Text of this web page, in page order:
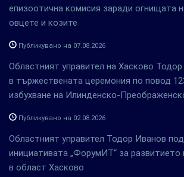
епизоотична комисия заради огнищата
овцете и козите
Публикувано на 07.08.2026
Областният управител на Хасково
в тържествената церемония по повод
избухване на Илинденско-
Публикувано на 02.08.2026
Областният управител Тодор Иванов
инициативата „ФорумИТ“ за развитието
в област Хасково